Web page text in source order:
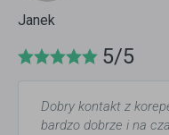
Janek
5/5
Dobry kontakt z
bardzo dobrze i na